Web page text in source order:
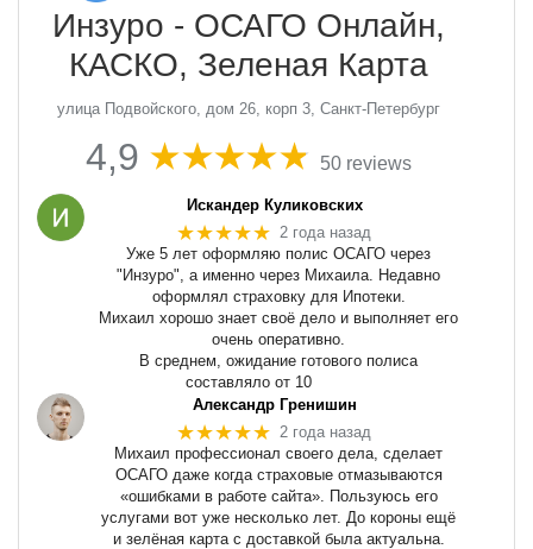
Инзуро - ОСАГО Онлайн,
КАСКО, Зеленая Карта
улица Подвойского, дом 26, корп 3, Санкт-Петербург
4,9 50 reviews
Искандер Куликовских
★★★★★ 2 года назад
Уже 5 лет оформляю полис ОСАГО через
"Инзуро", а именно через Михаила. Недавно
оформлял страховку для Ипотеки.
Михаил хорошо знает своё дело и выполняет его
очень оперативно.
В среднем, ожидание готового полиса
составляло от 10
Александр Гренишин
★★★★★ 2 года назад
Михаил профессионал своего дела, сделает
ОСАГО даже когда страховые отмазываются
«ошибками в работе сайта». Пользуюсь его
услугами вот уже несколько лет. До короны ещё
и зелёная карта с доставкой была актуальна.